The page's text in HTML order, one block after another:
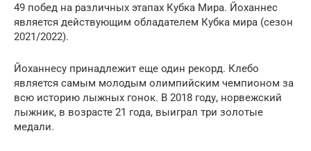
49 побед на различных этапах Кубка Мира. Йоханнес
является действующим обладателем Кубка мира (сезон
2021/2022).
Йоханнесу принадлежит еще один рекорд. Клебо
является самым молодым олимпийским чемпионом за
всю историю лыжных гонок. В 2018 году, норвежский
лыжник, в возрасте 21 года, выиграл три золотые
медали.